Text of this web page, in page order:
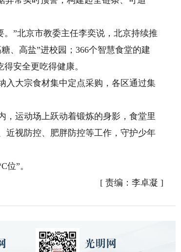
”北京市教委主任李奕说，北京持续推
、高盐”进校园；366个智慧食堂的建
安全更吃得健康。
大宗食材集中定点采购，各区通过集
运动场上跃动着锻炼的身影，食堂里
近视防控、肥胖防控等工作，守护少年
”。
[ 责编：李卓凝 ]